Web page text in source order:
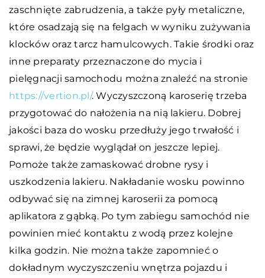
zaschnięte zabrudzenia, a także pyły metaliczne,
które osadzają się na felgach w wyniku zużywania
klocków oraz tarcz hamulcowych. Takie środki oraz
inne preparaty przeznaczone do mycia i
pielęgnacji samochodu można znaleźć na stronie
https://vertion.pl/. Wyczyszczoną karoserię trzeba
przygotować do nałożenia na nią lakieru. Dobrej
jakości baza do wosku przedłuży jego trwałość i
sprawi, że będzie wyglądał on jeszcze lepiej.
Pomoże także zamaskować drobne rysy i
uszkodzenia lakieru. Nakładanie wosku powinno
odbywać się na zimnej karoserii za pomocą
aplikatora z gąbką. Po tym zabiegu samochód nie
powinien mieć kontaktu z wodą przez kolejne
kilka godzin. Nie można także zapomnieć o
dokładnym wyczyszczeniu wnętrza pojazdu i